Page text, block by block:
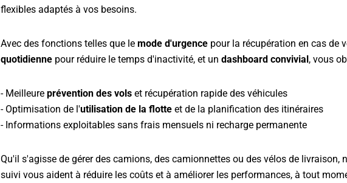
flexibles adaptés à vos besoins.
Avec des fonctions telles que le mode d'urgence pour la récupération en cas de
quotidienne pour réduire le temps d'inactivité, et un dashboard convivial, vous
- Meilleure prévention des vols et récupération rapide des véhicules
- Optimisation de l'utilisation de la flotte et de la planification des itinéraires
- Informations exploitables sans frais mensuels ni recharge permanente
Qu'il s'agisse de gérer des camions, des camionnettes ou des vélos de livraison,
suivi vous aident à réduire les coûts et à améliorer les performances, à tout